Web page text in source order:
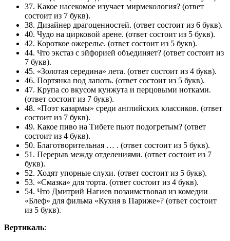
37. Какое насекомое изучает мирмекология? (ответ
состоит из 7 букв).
38. Дизайнер драгоценностей. (ответ состоит из 6 букв).
40. Чудо на цирковой арене. (ответ состоит из 5 букв).
42. Короткое ожерелье. (ответ состоит из 5 букв).
44. Что экстаз с эйфорией объединяет? (ответ состоит из
7 букв).
45. «Золотая середина» лета. (ответ состоит из 4 букв).
46. Портянка под лапоть. (ответ состоит из 5 букв).
47. Крупа со вкусом кунжута и перцовыми нотками.
(ответ состоит из 7 букв).
48. «Поэт казармы» среди английских классиков. (ответ
состоит из 7 букв).
49. Какое пиво на Тибете пьют подогретым? (ответ
состоит из 4 букв).
50. Благотворительная … . (ответ состоит из 5 букв).
51. Перерыв между отделениями. (ответ состоит из 7
букв).
52. Ходят упорные слухи. (ответ состоит из 5 букв).
53. «Смазка» для торта. (ответ состоит из 4 букв).
54. Что Дмитрий Нагиев позаимствовал из комедии
«Блеф» для фильма «Кухня в Париже»? (ответ состоит
из 5 букв).
Вертикаль: